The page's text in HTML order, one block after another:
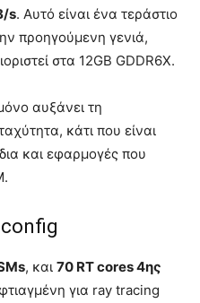
s. Αυτό είναι ένα τεράστιο
προηγούμενη γενιά,
στα 12GB GDDR6X.
αυξάνει τη
κάτι που είναι
και εφαρμογές που
, και 70 RT cores 4ης
για ray tracing